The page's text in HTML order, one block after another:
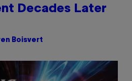
Decades Later
Boisvert